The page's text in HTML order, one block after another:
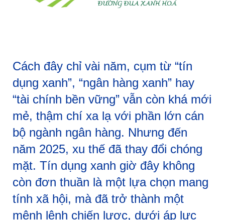
Cách đây chỉ vài năm, cụm từ “tín
dụng xanh”, “ngân hàng xanh” hay
“tài chính bền vững” vẫn còn khá mới
mẻ, thậm chí xa lạ với phần lớn cán
bộ ngành ngân hàng. Nhưng đến
năm 2025, xu thế đã thay đổi chóng
mặt. Tín dụng xanh giờ đây không
còn đơn thuần là một lựa chọn mang
tính xã hội, mà đã trở thành một
mệnh lệnh chiến lược, dưới áp lực